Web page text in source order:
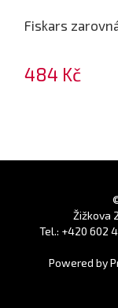
Fiskars
484 Kč
Žižkova
Tel.: +420 602
Powered by